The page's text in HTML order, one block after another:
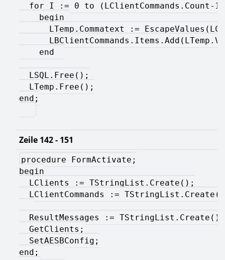
for I := 0 to (LClientCommands.Count-
begin
LTemp.Commatext :=
end
LSQL.Free();
LTemp.Free();
end;
Zeile 142 - 151
procedure FormActivate;
begin
LClients := TStringList.Create();
LClientCommands :=
ResultMessages := TStringList.Create();
GetClients;
SetAESBConfig;
end;